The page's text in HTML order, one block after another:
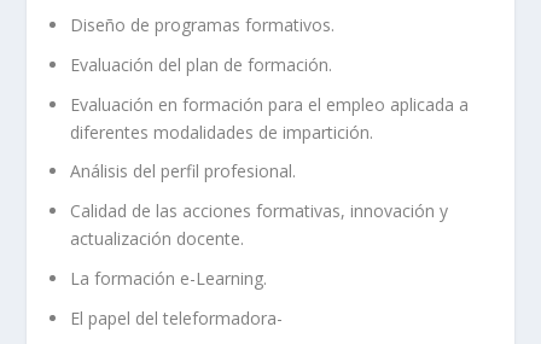
Diseño de programas formativos.
Evaluación del plan de formación.
Evaluación en formación para el empleo aplicada a
diferentes modalidades de impartición.
Análisis del perfil profesional.
Calidad de las acciones formativas, innovación y
actualización docente.
La formación e-Learning.
El papel del teleformadora-